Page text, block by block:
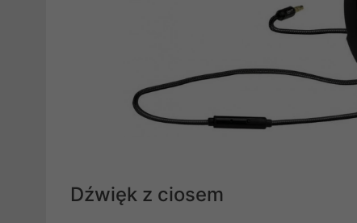
Dźwięk z ciosem